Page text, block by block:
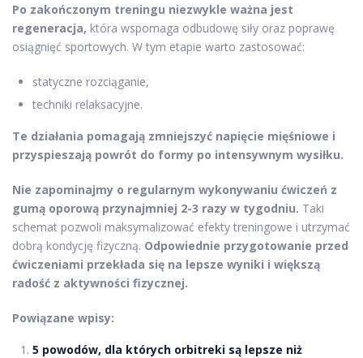
Po zakończonym treningu niezwykle ważna jest
regeneracja, która wspomaga odbudowę siły oraz poprawę
osiągnięć sportowych. W tym etapie warto zastosować:
statyczne rozciąganie,
techniki relaksacyjne.
Te działania pomagają zmniejszyć napięcie mięśniowe i
przyspieszają powrót do formy po intensywnym wysiłku.
Nie zapominajmy o regularnym wykonywaniu ćwiczeń z
gumą oporową przynajmniej 2-3 razy w tygodniu. Taki
schemat pozwoli maksymalizować efekty treningowe i utrzymać
dobrą kondycję fizyczną. Odpowiednie przygotowanie przed
ćwiczeniami przekłada się na lepsze wyniki i większą
radość z aktywności fizycznej.
Powiązane wpisy:
5 powodów, dla których orbitreki są lepsze niż